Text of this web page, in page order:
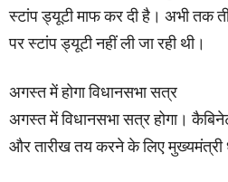
स्टांप ड्यूटी माफ कर दी है। अभी
पर स्टांप ड्यूटी नहीं ली जा रही थी।
अगस्त में होगा विधानसभा सत्र
अगस्त में विधानसभा सत्र होगा।
और तारीख तय करने के लिए मुख्यमंत्री